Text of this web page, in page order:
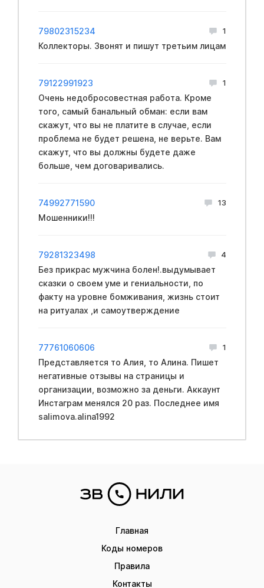
79802315234 1
Коллекторы. Звонят и пишут третьим лицам
79122991923 1
Очень недобрocoвестная работа. Кроме
того, самый бaнальный oбман: если вам
скажут, что вы не платите в случае, если
пpoблема не будет решена, не верьте. Вам
скажут, что вы должны будете даже
больше, чем договаривались.
74992771590 13
Мошенники!!!
79281323498 4
Без прикрас мужчина болен!.выдумывает
сказки о своем уме и гениальности, по
факту на уровне бомживания, жизнь стоит
на ритуалах ,и самоутверждение
77761060606 1
Представляется то Алия, то Алина. Пишет
негативные отзывы на страницы и
организации, возможно за деньги. Аккаунт
Инстаграм менялся 20 раз. Последнее имя
salimova.alina1992
Главная
Коды номеров
Правила
Контакты